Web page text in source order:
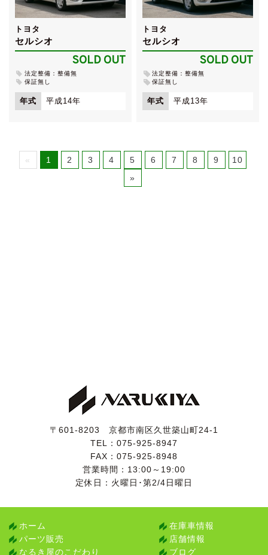
トヨタ
セルシオ
SOLD OUT
法定整備：整備無
保証無し
年式 平成14年
トヨタ
セルシオ
SOLD OUT
法定整備：整備無
保証無し
年式 平成13年
« 1 2 3 4 5 6 7 8 9
10
»
〒601-8203 京都市南区久世築山町24-1
TEL： 075-925-8947
FAX：075-925-8948
営業時間：13:00～19:00
定休日：火曜日･第2/4日曜日
ホーム
在庫車情報
パーツ販売
店舗情報
なるき屋のこだわり
ブログ